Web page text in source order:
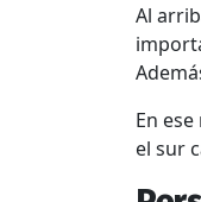
Al
En
el sur